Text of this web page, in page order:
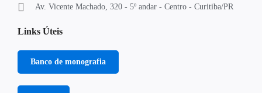
Av. Vicente Machado, 320 - 5º andar - Centro - Curitiba/PR
Links Úteis
Banco de monografia